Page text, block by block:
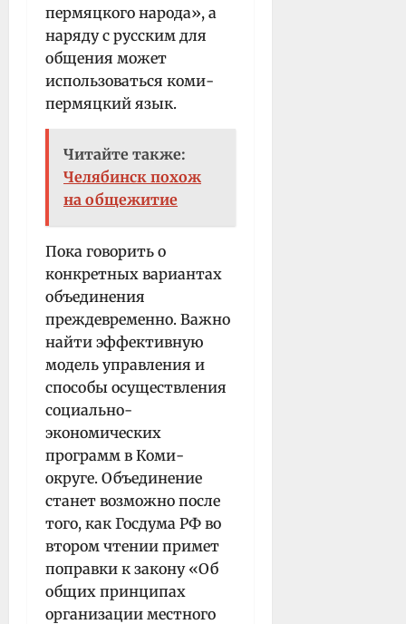
пермяцкого народа», а
наряду с русским для
общения может
использоваться коми-
пермяцкий язык.
Читайте также:
Челябинск похож
на общежитие
Пока говорить о
конкретных вариантах
объединения
преждевременно. Важно
найти эффективную
модель управления и
способы осуществления
социально-
экономических
программ в Коми-
округе. Объединение
станет возможно после
того, как Госдума РФ во
втором чтении примет
поправки к закону «Об
общих принципах
организации местного